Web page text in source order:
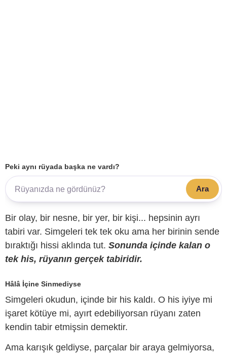
Peki aynı rüyada başka ne vardı?
Ara
Bir olay, bir nesne, bir yer, bir kişi... hepsinin ayrı
tabiri var. Simgeleri tek tek oku ama her birinin sende
bıraktığı hissi aklında tut. Sonunda içinde kalan o
tek his, rüyanın gerçek tabiridir.
Hâlâ İçine Sinmediyse
Simgeleri okudun, içinde bir his kaldı. O his iyiye mi
işaret kötüye mi, ayırt edebiliyorsan rüyanı zaten
kendin tabir etmişsin demektir.
Ama karışık geldiyse, parçalar bir araya gelmiyorsa,